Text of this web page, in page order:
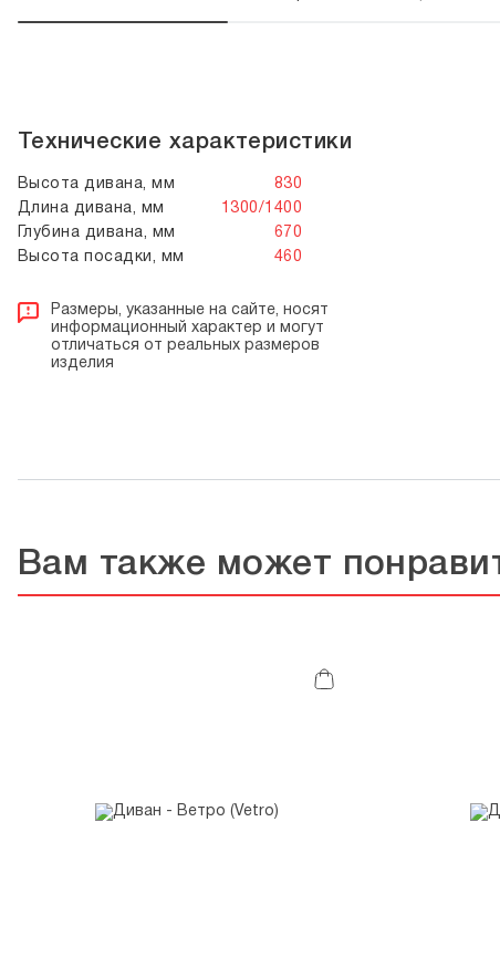
Технические характеристики
Высота дивана, мм
830
Длина дивана, мм
1300/1400
Глубина дивана, мм
670
Высота посадки, мм
460
Размеры, указанные на сайте, носят
информационный характер и могут
отличаться от реальных размеров
изделия
Вам также может